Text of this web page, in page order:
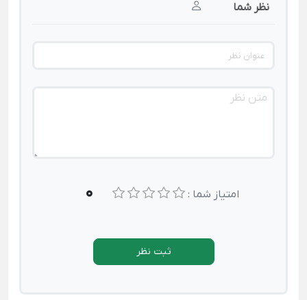
نظر شما
امتیاز شما : 0
ثبت نظر